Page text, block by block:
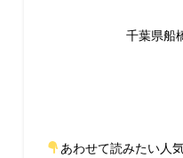
千葉県
あわせて読みたい人